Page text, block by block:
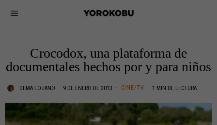
Crocodox, una plataforma de
documentales hechos por y para niños
GEMA LOZANO 9 DE ENERO DE 2013 CINE/TV 1 MIN DE LECTURA